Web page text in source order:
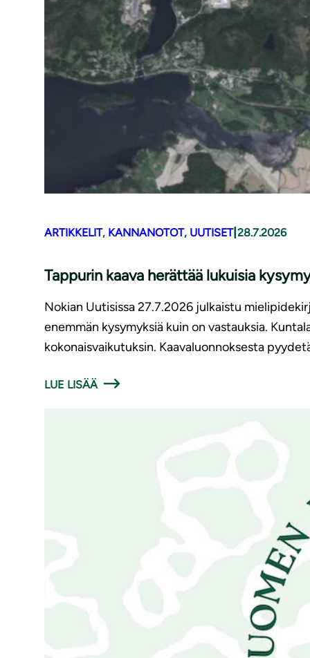
ARTIKKELIT, KANNANOTOT, UUTISET| 28.7.2026
Tappurin kaava herättää lukuisia
Nokian Uutisissa 27.7.2026 julkaistu
enemmän kysymyksiä kuin on vastauksia.
kokonaisvaikutuksin. Kaavaluonnoksesta
LUE LISÄÄ